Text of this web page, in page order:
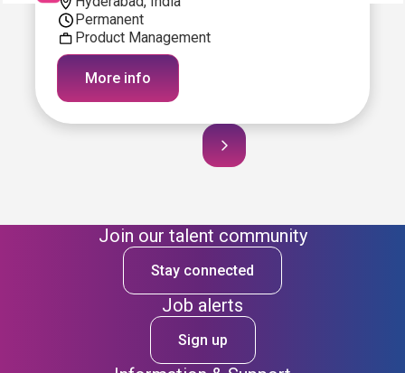
Permanent
Product Management
More info
Join our talent community
Stay connected
Job alerts
Sign up